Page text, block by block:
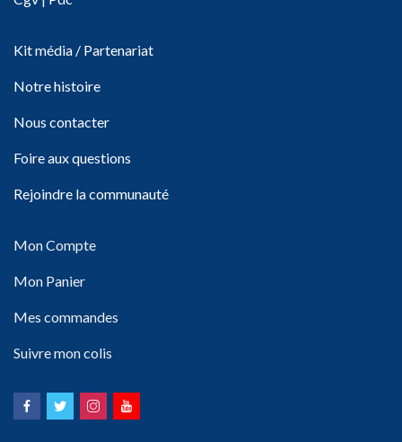
Kit média / Partenariat
Notre histoire
Nous contacter
Foire aux questions
Rejoindre la communauté
Mon Compte
Mon Panier
Mes commandes
Suivre mon colis